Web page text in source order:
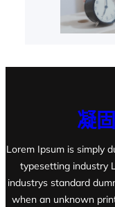
凝
Lorem Ipsum is simply
typesetting industry
industrys standard
when an unknown